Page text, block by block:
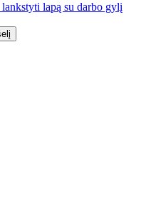
lapą su darbo gylį